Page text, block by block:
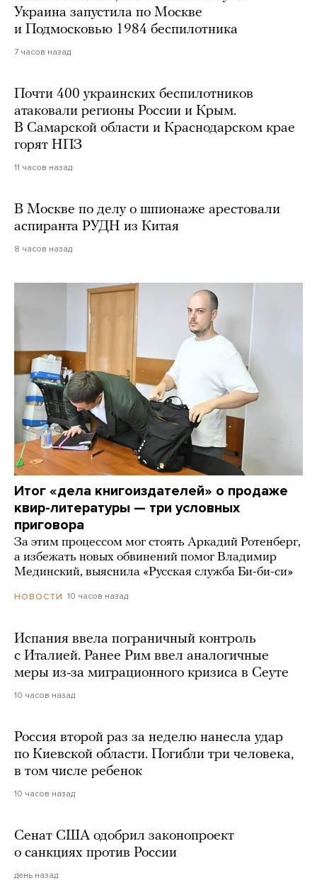
Украина запустила по Москве
и Подмосковью 1984 беспилотника
7 часов назад
Почти 400 украинских беспилотников
атаковали регионы России и Крым.
В Самарской области и Краснодарском крае
горят НПЗ
11 часов назад
В Москве по делу о шпионаже арестовали
аспиранта РУДН из Китая
8 часов назад
Итог «дела книгоиздателей» о продаже
квир-литературы — три условных
приговора
За этим процессом мог стоять Аркадий Ротенберг,
а избежать новых обвинений помог Владимир
Мединский, выяснила «Русская служба Би-би-си»
НОВОСТИ 10 часов назад
Испания ввела пограничный контроль
с Италией. Ранее Рим ввел аналогичные
меры из-за миграционного кризиса в Сеуте
10 часов назад
Россия второй раз за неделю нанесла удар
по Киевской области. Погибли три человека,
в том числе ребенок
10 часов назад
Сенат США одобрил законопроект
о санкциях против России
день назад